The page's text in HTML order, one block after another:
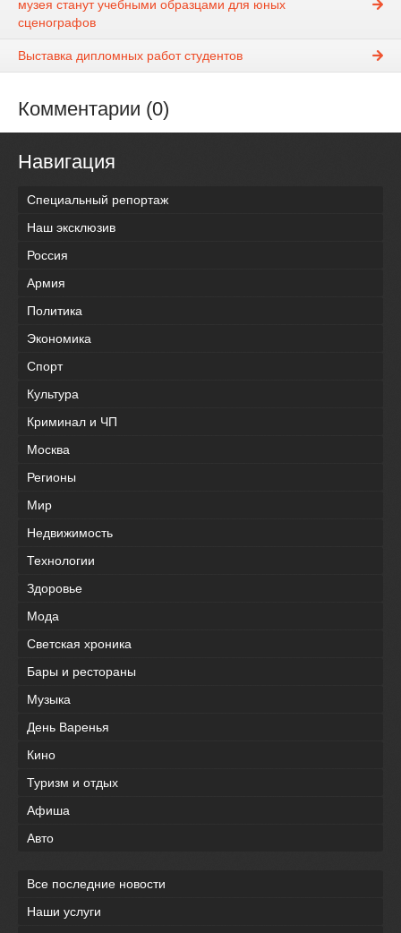
музея станут учебными образцами для юных
сценографов
Выставка дипломных работ студентов
Комментарии (0)
Навигация
Специальный репортаж
Наш эксклюзив
Россия
Армия
Политика
Экономика
Спорт
Культура
Криминал и ЧП
Москва
Регионы
Мир
Недвижимость
Технологии
Здоровье
Мода
Светская хроника
Бары и рестораны
Музыка
День Варенья
Кино
Туризм и отдых
Афиша
Авто
Все последние новости
Наши услуги